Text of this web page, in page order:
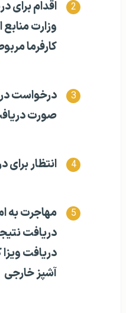
اقدام برای
وزارت
کارفرما
درخواست
صورت
انتظار برای
مهاجرت به
دریافت
دریافت ویزا
آشپز خارجی